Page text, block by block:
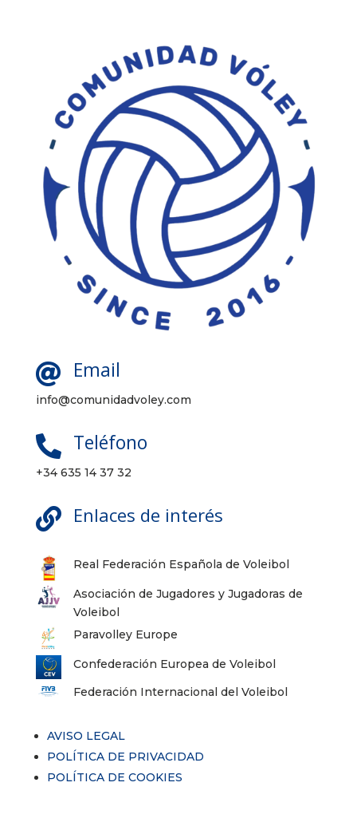
 Email
info@comunidadvoley.com
 Teléfono
+34 635 14 37 32
 Enlaces de interés
Real Federación Española de Voleibol
Asociación de Jugadores y Jugadoras de
Voleibol
Paravolley Europe
Confederación Europea de Voleibol
Federación Internacional del Voleibol
AVISO LEGAL
POLÍTICA DE PRIVACIDAD
POLÍTICA DE COOKIES